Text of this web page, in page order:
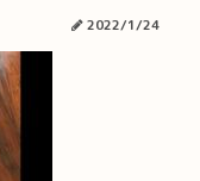
2022/1/24